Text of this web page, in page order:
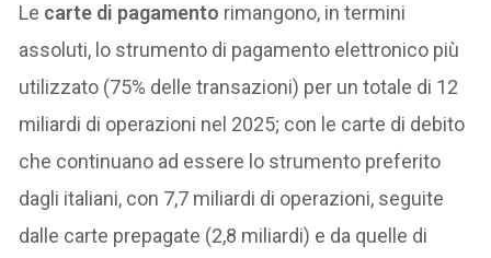
Le carte di pagamento rimangono, in termini
assoluti, lo strumento di pagamento elettronico più
utilizzato (75% delle transazioni) per un totale di 12
miliardi di operazioni nel 2025; con le carte di debito
che continuano ad essere lo strumento preferito
dagli italiani, con 7,7 miliardi di operazioni, seguite
dalle carte prepagate (2,8 miliardi) e da quelle di